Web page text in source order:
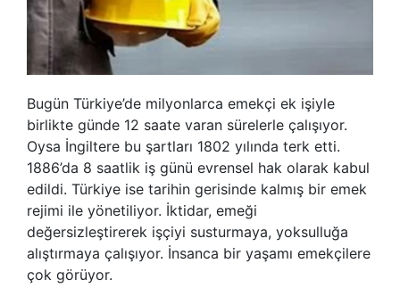
Bugün Türkiye’de milyonlarca emekçi ek işiyle
birlikte günde 12 saate varan sürelerle çalışıyor.
Oysa İngiltere bu şartları 1802 yılında terk etti.
1886’da 8 saatlik iş günü evrensel hak olarak kabul
edildi. Türkiye ise tarihin gerisinde kalmış bir emek
rejimi ile yönetiliyor. İktidar, emeği
değersizleştirerek işçiyi susturmaya, yoksulluğa
alıştırmaya çalışıyor. İnsanca bir yaşamı emekçilere
çok görüyor.